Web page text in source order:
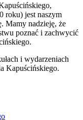
roku) jest naszym
Mamy nadzieję, że
poznać i zachwycić
i wydarzeniach
Kapuścińskiego.